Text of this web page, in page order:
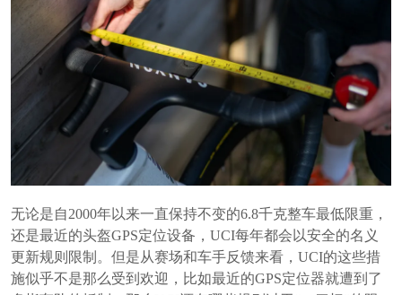
无论是自2000年以来一直保持不变的6.8千克整车最低限重，
还是最近的头盔GPS定位设备，UCI每年都会以安全的名义
更新规则限制。但是从赛场和车手反馈来看，UCI的这些措
施似乎不是那么受到欢迎，比如最近的GPS定位器就遭到了